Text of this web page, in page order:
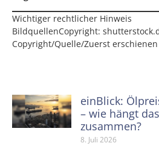
Wichtiger rechtlicher Hinweis
BildquellenCopyright:
Copyright/Quelle/Zuerst
einBlick:
– wie hängt
zusammen?
8. Juli 2026